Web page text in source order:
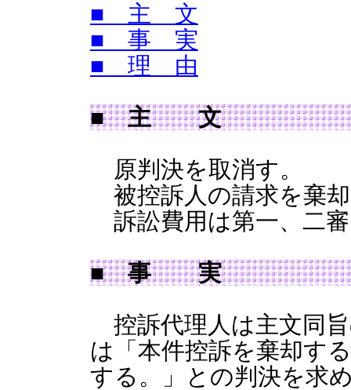
■ 主 文
■ 事 実
■ 理 由
■ 主 文
原判決を取消す。
被控訴人の請求を棄
訴訟費用は第一、二
■ 事 実
控訴代理人は主文同
は「本件控訴を棄却す
する。」との判決を求